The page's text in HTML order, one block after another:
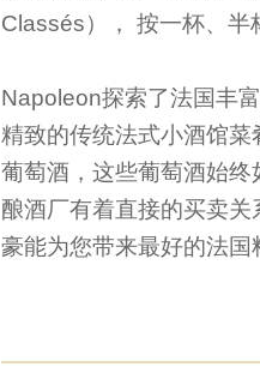
Classés）， 按一杯、半
Napoleon探索了法国丰
精致的传统法式小酒馆
葡萄酒，这些葡萄酒始
酿酒厂有着直接的买卖
豪能为您带来最好的法国